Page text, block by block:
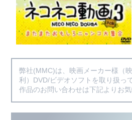
弊社(MMC)は、映画メーカー様（
利）DVD/ビデオソフトを取り扱っ
作品のお問い合わせは下記よりお